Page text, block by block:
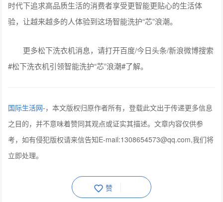
时代下追求高品质生活的消费者享受更智能更贴心的生活体
验，让越来越多的人体验到这场智能洗护“芯”浪潮。
更多松下洗衣机消息，请打开百度/今日头条/新浪微博搜索
#松下洗衣机引领智能洗护“芯”浪潮#了解。
国际生活网-，本文版权归原作者所有，登载此文出于传递更多信息
之目的，并不意味着赞同其观点或证实其描述。文章内容仅供参
考，如有侵犯版权请来信告知E-mail:1308654573@qq.com,我们将
立即处理。
赞